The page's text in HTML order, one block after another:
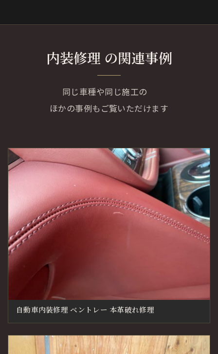
内装修理 の関連事例
同じ車種や同じ施工の
ほかの事例もご覧いただけます
自動車内装修理 ベントレー 本革破れ修理